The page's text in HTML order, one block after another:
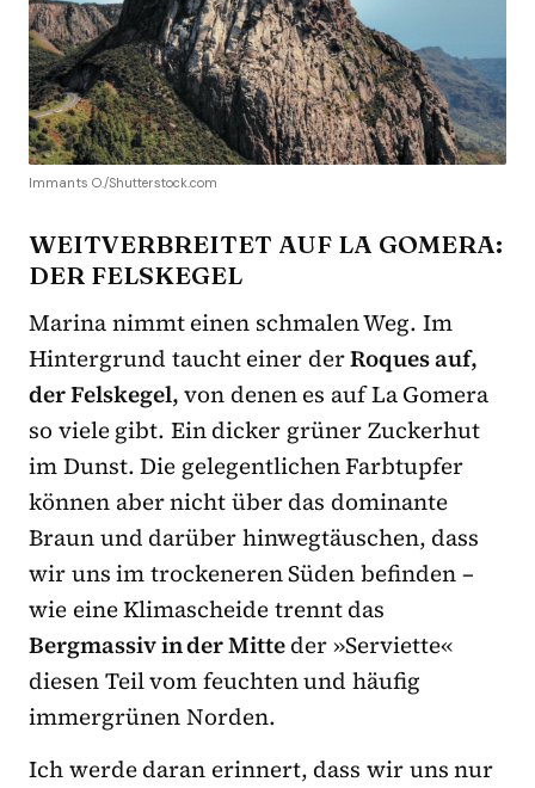
Immants O./Shutterstock.com
WEITVERBREITET AUF LA GOMERA:
DER FELSKEGEL
Marina nimmt einen schmalen Weg. Im
Hintergrund taucht einer derRoques auf,
der Felskegel,von denen es auf La Gomera
so viele gibt. Ein dicker grüner Zuckerhut
im Dunst. Die gelegentlichen Farbtupfer
können aber nicht über das dominante
Braun und darüber hinwegtäuschen, dass
wir uns im trockeneren Süden befinden –
wie eine Klimascheide trennt das
Bergmassiv in der Mitteder »Serviette«
diesen Teil vom feuchten und häufig
immergrünen Norden.
Ich werde daran erinnert, dass wir uns nur